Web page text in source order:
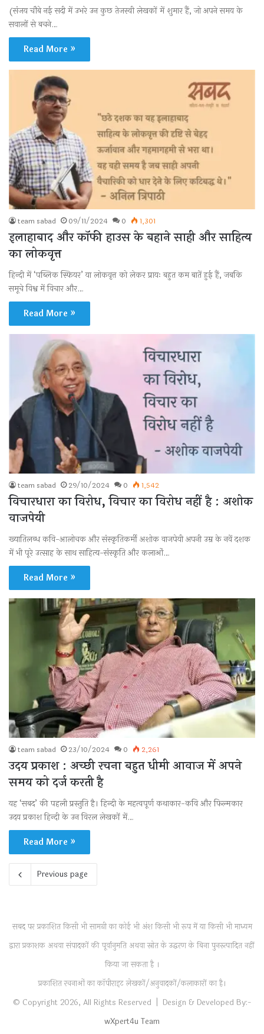
(संजय चौबे नई सदी में उभरे उन कुछ तेजस्वी लेखकों में शुमार हैं, जो अपने समय के
सवालों से बचने…
Read More »
team sabad 09/11/2024 0 1,301
इलाहाबाद और कॉफी हाउस के बहाने साही और साहित्य
का लोकवृत्त
हिन्दी में ‘पब्लिक स्फियर’ या लोकवृत्त को लेकर प्रायः बहुत कम बातें हुई हैं, जबकि
समूचे विश्व में विचार और…
Read More »
team sabad 29/10/2024 0 1,542
विचारधारा का विरोध, विचार का विरोध नहीं है : अशोक
वाजपेयी
ख्यातिलब्ध कवि-आलोचक और संस्कृतिकर्मी अशोक वाजपेयी अपनी उम्र के नवें दशक
में भी पूरे उत्साह के साथ साहित्य-संस्कृति और कलाओं…
Read More »
team sabad 23/10/2024 0 2,261
उदय प्रकाश : अच्छी रचना बहुत धीमी आवाज में अपने
समय को दर्ज करती है
यह ‘सबद’ की पहली प्रस्तुति है। हिन्दी के महत्वपूर्ण कथाकार-कवि और फिल्मकार
उदय प्रकाश हिन्दी के उन विरल लेखकों में…
Read More »
Previous page
सबद पर प्रकाशित किसी भी सामग्री का कोई भी अंश किसी भी रूप में या किसी भी माध्यम
द्वारा प्रकाशक अथवा संपादकों की पूर्वानुमति अथवा स्रोत के उद्धरण के बिना पुनरुत्पादित नहीं
किया जा सकता है ।
प्रकाशित रचनाओं का कॉपीराइट लेखकों/अनुवादकों/कलाकारों का है।
© Copyright 2026, All Rights Reserved | Design & Developed By:-
wXpert4u Team